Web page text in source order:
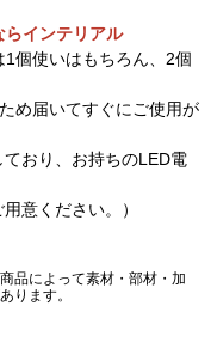
らインテリアル
1個使いはもちろん、2個
め届いてすぐにご使用が
おり、お持ちのLED電
意ください。）
品によって素材・部材・加
ります。